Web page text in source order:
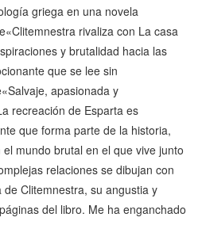
griega en una novela
rivaliza con La casa
y brutalidad hacia las
que se lee sin
apasionada y
recreación de Esparta es
que forma parte de la historia,
mundo brutal en el que vive junto
relaciones se dibujan con
Clitemnestra, su angustia y
del libro. Me ha enganchado